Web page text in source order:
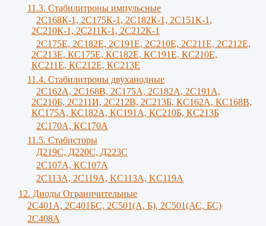
11.3. Стабилитроны импульсные
2С168К-1, 2С175К-1, 2С182К-1, 2С151К-1,
2С210К-1, 2С211К-1, 2С212К-1
2С175Е, 2С182Е, 2С191Е, 2С210Е, 2С211Е, 2С212Е,
2С213Е, КС175Е, КС182Е, КС191Е, КС210Е,
КС211Е, КС212Е, КС213Е
11.4. Стабилитроны двуханодные
2С162А, 2С168В, 2С175А, 2С182А, 2С191А,
2С210Б, 2С211И, 2С212В, 2С213Б, КС162А, КС168В,
КС175А, КС182А, КС191А, КС210Б, КС213Б
2С170А, КС170А
11.5. Стабисторы
Д219С, Д220С, Д223С
2C107A, КС107А
2С113А, 2С119А, KC113A, KC119A
12. Диоды Ограничительные
2С401А, 2С401БС, 2С501(А, Б), 2С501(АС, БС)
2С408А